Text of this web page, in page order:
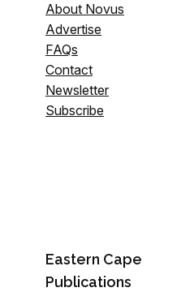
About Novus
Advertise
FAQs
Contact
Newsletter
Subscribe
Eastern Cape
Publications